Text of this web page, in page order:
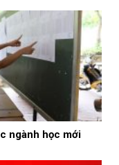
ngành học mới